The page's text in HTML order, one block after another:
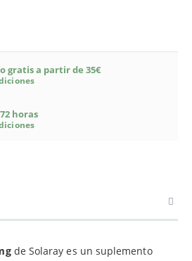
gratis a partir de 35€
horas
de Solaray es un suplemento